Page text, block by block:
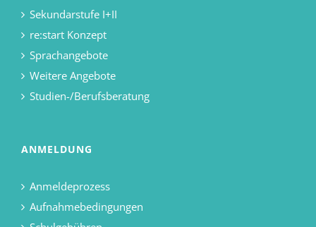
Sekundarstufe I+II
re:start Konzept
Sprachangebote
Weitere Angebote
Studien-/Berufsberatung
ANMELDUNG
Anmeldeprozess
Aufnahmebedingungen